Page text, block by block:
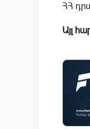
ՀՀ
Այլ